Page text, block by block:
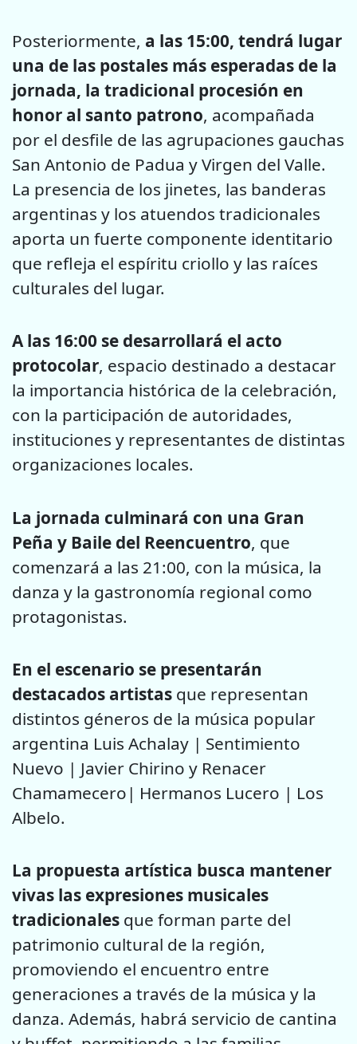
Posteriormente, a las 15:00, tendrá lugar
una de las postales más esperadas de la
jornada, la tradicional procesión en
honor al santo patrono, acompañada
por el desfile de las agrupaciones gauchas
San Antonio de Padua y Virgen del Valle.
La presencia de los jinetes, las banderas
argentinas y los atuendos tradicionales
aporta un fuerte componente identitario
que refleja el espíritu criollo y las raíces
culturales del lugar.
A las 16:00 se desarrollará el acto
protocolar, espacio destinado a destacar
la importancia histórica de la celebración,
con la participación de autoridades,
instituciones y representantes de distintas
organizaciones locales.
La jornada culminará con una Gran
Peña y Baile del Reencuentro, que
comenzará a las 21:00, con la música, la
danza y la gastronomía regional como
protagonistas.
En el escenario se presentarán
destacados artistas que representan
distintos géneros de la música popular
argentina Luis Achalay | Sentimiento
Nuevo | Javier Chirino y Renacer
Chamamecero| Hermanos Lucero | Los
Albelo.
La propuesta artística busca mantener
vivas las expresiones musicales
tradicionales que forman parte del
patrimonio cultural de la región,
promoviendo el encuentro entre
generaciones a través de la música y la
danza. Además, habrá servicio de cantina